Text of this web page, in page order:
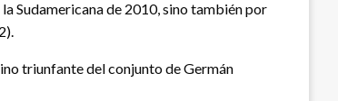
Sudamericana de 2010, sino también por
triunfante del conjunto de Germán